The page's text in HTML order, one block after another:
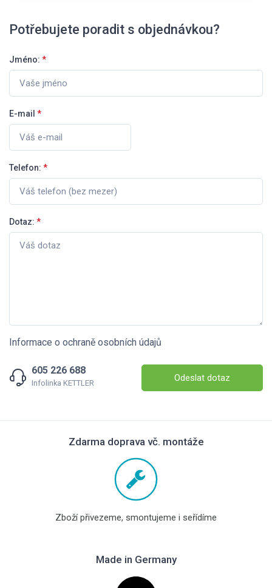
Potřebujete poradit s objednávkou?
Jméno: *
E-mail *
Telefon: *
Dotaz: *
Informace o ochraně osobních údajů
605 226 688
Infolinka KETTLER Odeslat dotaz
Zdarma doprava vč. montáže
Zboží přivezeme, smontujeme i seřídíme
Made in Germany